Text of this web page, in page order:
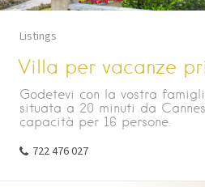
Listings
Villa per vacanze
Godetevi con la vostra
situata a 20 minuti da
capacità per 16 persone.
722 476 027